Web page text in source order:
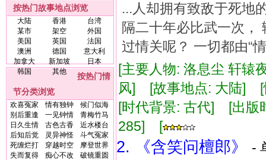
按热门故事地点浏览
大陆 香港
台湾
某市
架空
外国
美国
英国
法国
澳洲
德国
意大利
加拿大
新加坡
日本
韩国
其他
按热门情
节分类浏览
欢喜冤家 情有独钟
候门似海
别后重逢
一见钟情
青梅竹马
日久生情
古色古香
近水楼台
后知后觉
灵异神怪
斗气冤家
死缠烂打
穿越时空
摩登世界
失而复得
痴心不改
破镜重圆
...人却拥有致敌于死地
隔二十年必比武一次，
过情关呢？ 一切都由“
[主要人物: 洛息尘 轩辕
风] [故事地点: 大陆] [
[时代背景: 古代] [出
285] [
2. 《含笑问檀郎》
-